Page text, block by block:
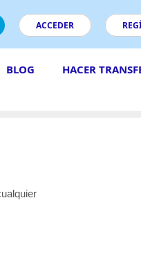
ACCEDER
BLOG HACER